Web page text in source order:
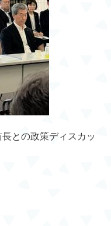
との政策ディスカッ